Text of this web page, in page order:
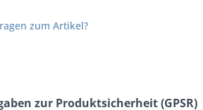
zum Artikel?
zur Produktsicherheit (GPSR)